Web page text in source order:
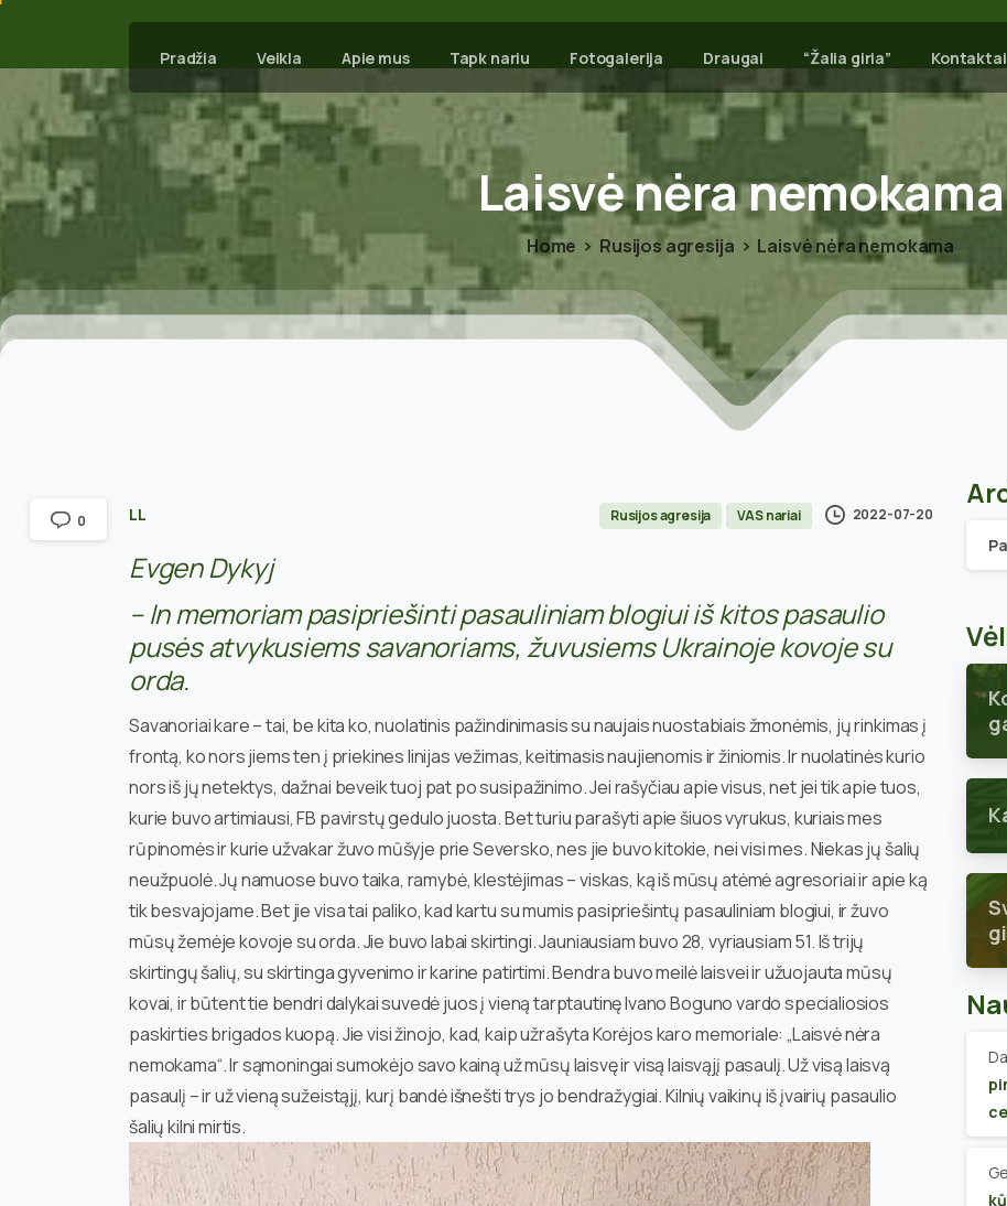
Pradžia Veikla Apie mus Tapk nariu Fotogalerija Draugai “Žalia giria” Kontaktai
Laisvėnėranemokama
Home Rusijos agresija Laisvė nėra nemokama
LL Rusijos agresija VAS nariai 2022-07-20
Evgen Dykyj
– In memoriam pasipriešinti pasauliniam blogiui iš kitos pasaulio
pusės atvykusiems savanoriams, žuvusiems Ukrainoje kovoje su
orda.
Savanoriai kare – tai, be kita ko, nuolatinis pažindinimasis su naujais nuostabiais žmonėmis, jų rinkimas į
frontą, ko nors jiems ten į priekines linijas vežimas, keitimasis naujienomis ir žiniomis. Ir nuolatinės kurio
nors iš jų netektys, dažnai beveik tuoj pat po susipažinimo. Jei rašyčiau apie visus, net jei tik apie tuos,
kurie buvo artimiausi, FB pavirstų gedulo juosta. Bet turiu parašyti apie šiuos vyrukus, kuriais mes
rūpinomės ir kurie užvakar žuvo mūšyje prie Seversko, nes jie buvo kitokie, nei visi mes. Niekas jų šalių
neužpuolė. Jų namuose buvo taika, ramybė, klestėjimas – viskas, ką iš mūsų atėmė agresoriai ir apie ką
tik besvajojame. Bet jie visa tai paliko, kad kartu su mumis pasipriešintų pasauliniam blogiui, ir žuvo
mūsų žemėje kovoje su orda. Jie buvo labai skirtingi. Jauniausiam buvo 28, vyriausiam 51. Iš trijų
skirtingų šalių, su skirtinga gyvenimo ir karine patirtimi. Bendra buvo meilė laisvei ir užuojauta mūsų
kovai, ir būtent tie bendri dalykai suvedė juos į vieną tarptautinę Ivano Boguno vardo specialiosios
paskirties brigados kuopą. Jie visi žinojo, kad, kaip užrašyta Korėjos karo memoriale: „Laisvė nėra
nemokama“. Ir sąmoningai sumokėjo savo kainą už mūsų laisvę ir visą laisvąjį pasaulį. Už visą laisvą
pasaulį – ir už vieną sužeistąjį, kurį bandė išnešti trys jo bendražygiai. Kilnių vaikinų iš įvairių pasaulio
šalių kilni mirtis.
0